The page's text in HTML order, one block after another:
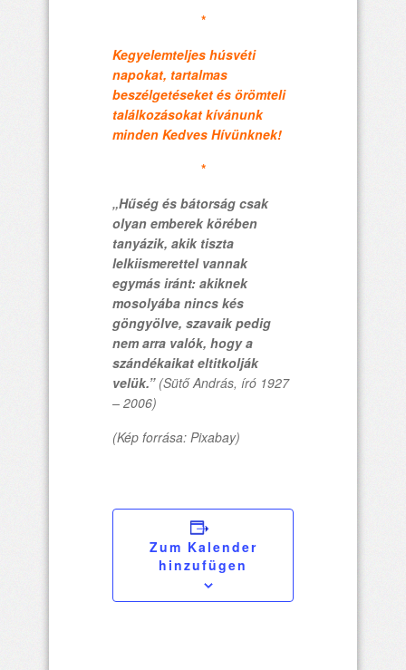
*
Kegyelemteljes húsvéti
napokat, tartalmas
beszélgetéseket és örömteli
találkozásokat kívánunk
minden Kedves Hívünknek!
*
„Hűség és bátorság csak
olyan emberek körében
tanyázik, akik tiszta
lelkiismerettel vannak
egymás iránt: akiknek
mosolyába nincs kés
göngyölve, szavaik pedig
nem arra valók, hogy a
szándékaikat eltitkolják
velük.” (Sütő András, író 1927
– 2006)
(Kép forrása: Pixabay)
Zum Kalender
hinzufügen